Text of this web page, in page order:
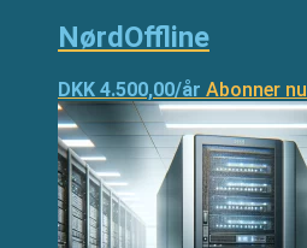
NørdOffline
DKK 4.500,00/år Abonner nu